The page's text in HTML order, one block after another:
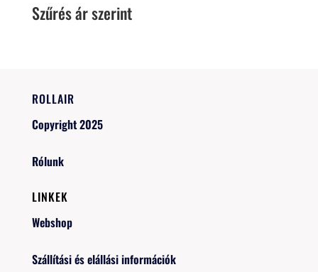
Szűrés ár szerint
ROLLAIR
Copyright 2025
Rólunk
LINKEK
Webshop
Szállítási és elállási információk